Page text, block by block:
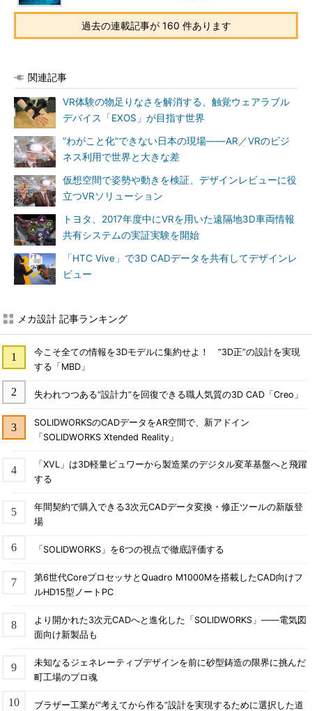
過去の連載記事が 160 件あります
関連記事
VR体験の物足りなさを解消する、触覚ウェアラブル
デバイス「EXOS」が目指す世界
“わがこと化”できない日本の現場――AR／VRのビジ
ネス利用で世界と大きな差
仮想空間で姿勢や動きを検証、デザインレビューに役
立つVRソリューション
トヨタ、2017年度中にVRを用いた遠隔地3D車両情報
共有システムの実証実験を開始
「HTC Vive」で3D CADデータを共有してデザインレ
ビュー
メカ設計 記事ランキング
今こそ全ての情報を3Dモデルに集約せよ！ “3D正”の設計を実現
する「MBD」
失われつつある“設計力”を回復できる職人気質の3D CAD「Creo」
SOLIDWORKSのCADデータをAR空間で、新アドイン
「SOLIDWORKS Xtended Reality」
「XVL」は3D軽量ビュワーから製造業のデジタル変革基盤へと飛躍
する
年間契約で購入できる3次元CADデータ変換・修正ツールの新版登
場
「SOLIDWORKS」を6つの視点で徹底評価する
第6世代CoreプロセッサとQuadro M1000Mを搭載したCAD向けフ
ルHD15型ノートPC
より開かれた3次元CADへと進化した「SOLIDWORKS」――電気図
面向け新製品も
未知なるジェネレーティブデザインを前に砂型鋳造の限界に挑んだ
町工場のプロ魂
ブラザー工業が“考えてから作る”設計を実現するために選択した道